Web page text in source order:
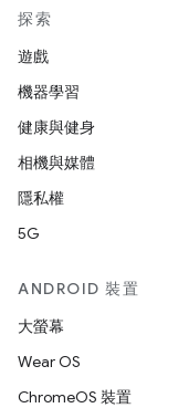
探索
遊戲
機器學習
健康與健身
相機與媒體
隱私權
5G
ANDROID 裝置
大螢幕
Wear OS
ChromeOS 裝置